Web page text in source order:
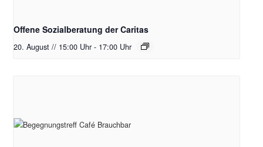
Offene Sozialberatung der Caritas
20. August // 15:00 Uhr - 17:00 Uhr